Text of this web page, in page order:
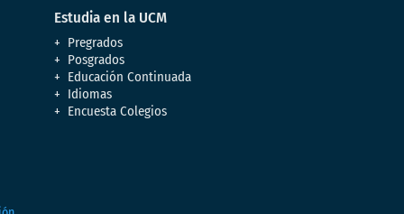
Estudia en la UCM
Pregrados
Posgrados
Educación Continuada
Idiomas
Encuesta Colegios